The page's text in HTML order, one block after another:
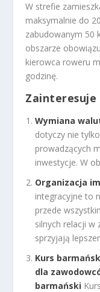
W strefie
maksymalnie do
zabudowanym 50
obszarze
kierowca roweru
godzinę.
Zainteresuje
Wymiana
dotyczy nie
prowadzących
inwestycje. W
Organizacja
integracyjne to
przede
silnych relacji w
sprzyjają
Kurs
dla
barmański